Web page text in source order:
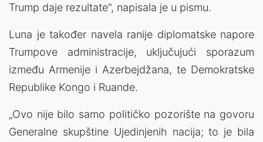
Trump daje rezultate", napisala je u pismu.
Luna je također navela ranije diplomatske napore
Trumpove administracije, uključujući sporazum
između Armenije i Azerbejdžana, te Demokratske
Republike Kongo i Ruande.
„Ovo nije bilo samo političko pozorište na govoru
Generalne skupštine Ujedinjenih nacija; to je bila